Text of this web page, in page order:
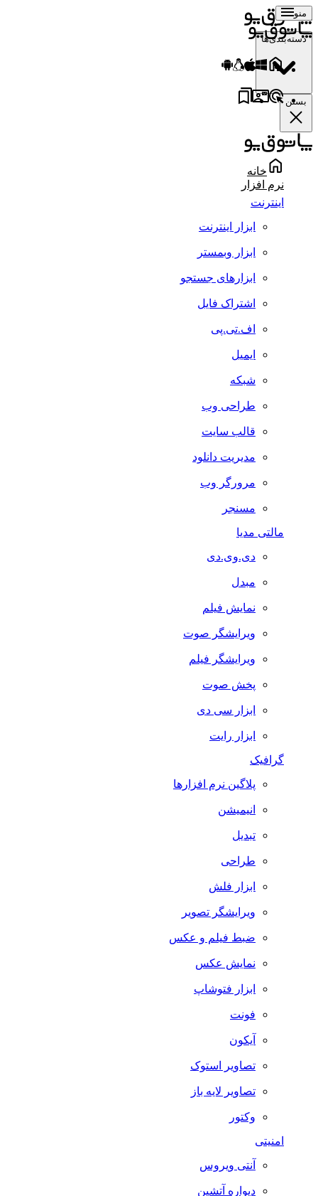
منو
دسته‌بندی‌ها
بستن
خانه
نرم افزار
اینترنت
ابزار اینترنت
ابزار وبمستر
ابزارهای جستجو
اشتراک فایل
اف.تی.پی
ایمیل
شبکه
طراحی وب
قالب سایت
مدیریت دانلود
مرورگر وب
مسنجر
مالتی مدیا
دی.وی.دی
مبدل
نمایش فیلم
ویرایشگر صوت
ویرایشگر فیلم
پخش صوت
ابزار سی دی
ابزار رایت
گرافیک
پلاگین نرم افزارها
انیمیشن
تبدیل
طراحی
ابزار فلش
ویرایشگر تصویر
ضبط فيلم و عكس
نمایش عکس
ابزار فتوشاپ
فونت
آیکون
تصاویر استوک
تصاویر لایه باز
وکتور
امنیتی
آنتی ویروس
دیواره آتشین